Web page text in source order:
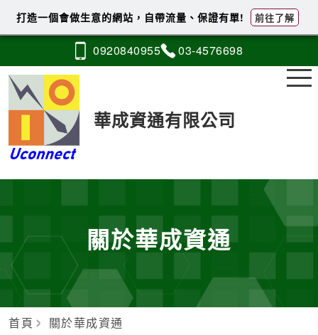
0920840955 03-4576698
華成資通有限公司
關於華成資通
首頁
關於華成資通
打造一個會做生意的網站，自帶流量、保證有單! 前往了解